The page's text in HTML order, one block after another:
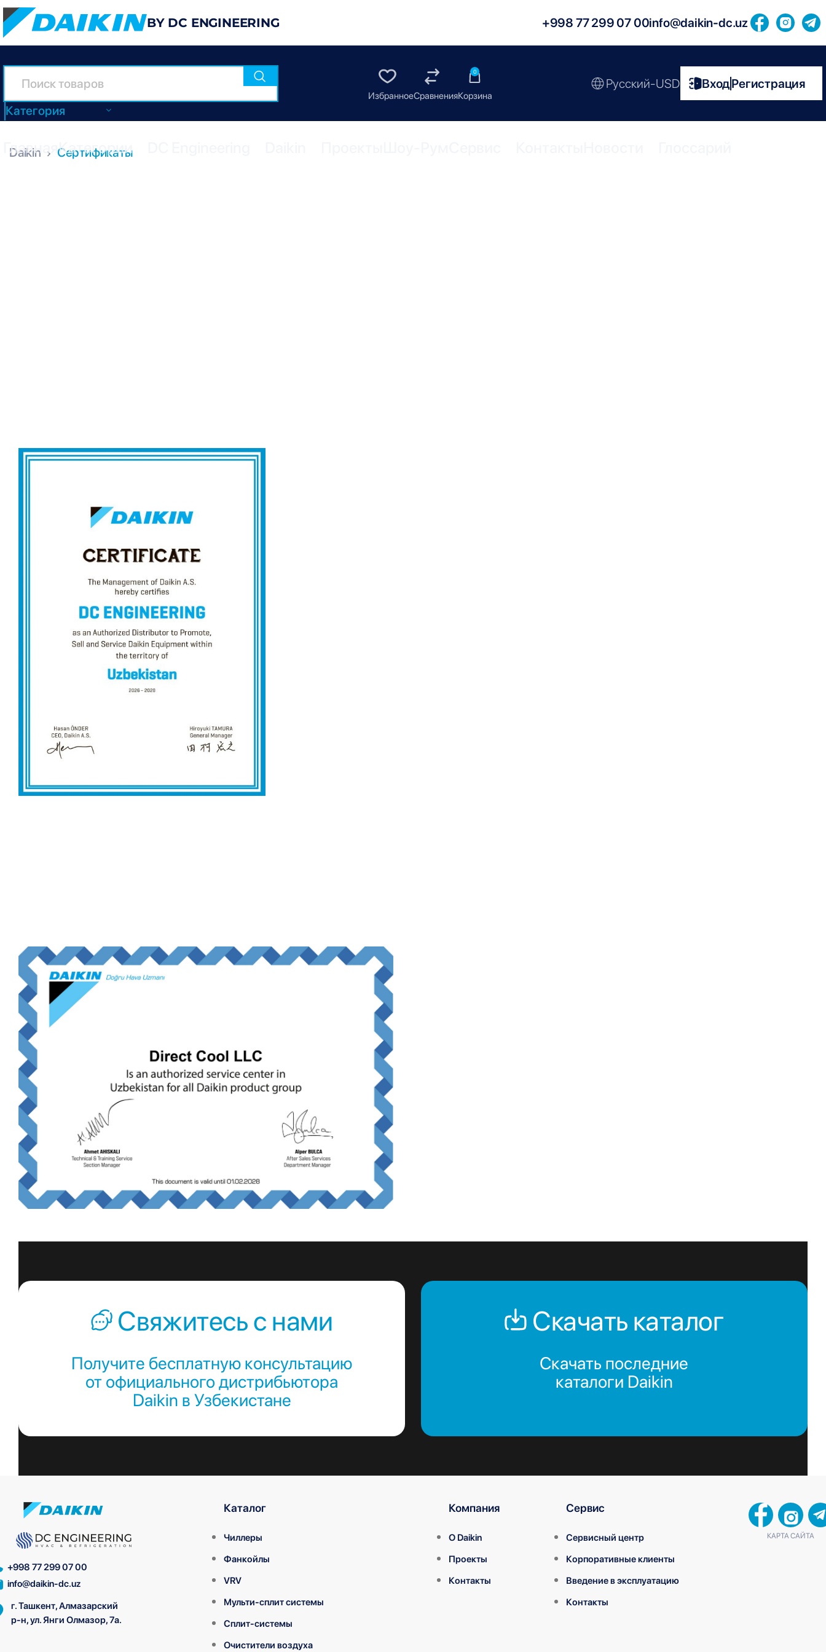
BY DC ENGINEERING +998 77 299 07 00info@daikin-dc.uz
Категория
0
Русский-USD ВходРегистрация
ГлавнаяКатегории
Daikin Сертификаты
Свяжитесь с нами
Получите бесплатную консультацию
от официального дистрибьютора
Daikin в Узбекистане
Скачать каталог
Скачать последние
каталоги Daikin
+998 77 299 07 00
info@daikin-dc.uz
г. Ташкент, Алмазарский
р-н, ул. Янги Олмазор, 7а.
Каталог
Чиллеры
Фанкойлы
VRV
Мульти-сплит системы
Сплит-системы
Очистители воздуха
Компания
О Daikin
Проекты
Контакты
Сервис
Сервисный центр
Корпоративные клиенты
Введение в эксплуатацию
Контакты
КАРТА САЙТА